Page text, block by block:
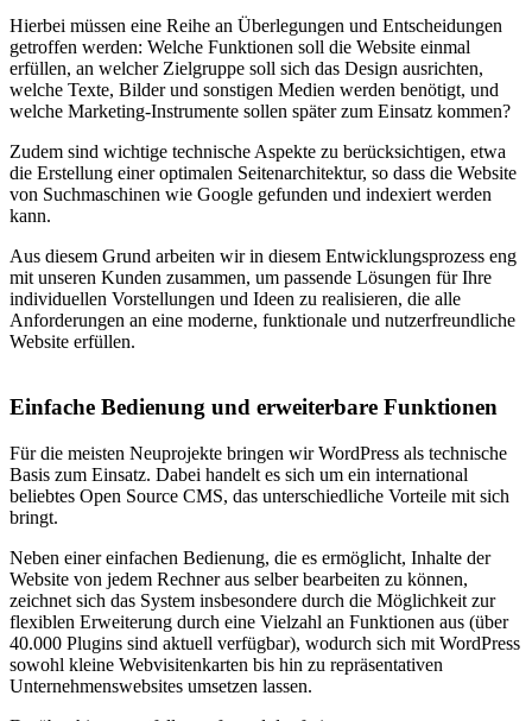
Hierbei müssen eine Reihe an Überlegungen und Entscheidungen
getroffen werden: Welche Funktionen soll die Website einmal
erfüllen, an welcher Zielgruppe soll sich das Design ausrichten,
welche Texte, Bilder und sonstigen Medien werden benötigt, und
welche Marketing-Instrumente sollen später zum Einsatz kommen?
Zudem sind wichtige technische Aspekte zu berücksichtigen, etwa
die Erstellung einer optimalen Seitenarchitektur, so dass die Website
von Suchmaschinen wie Google gefunden und indexiert werden
kann.
Aus diesem Grund arbeiten wir in diesem Entwicklungsprozess eng
mit unseren Kunden zusammen, um passende Lösungen für Ihre
individuellen Vorstellungen und Ideen zu realisieren, die alle
Anforderungen an eine moderne, funktionale und nutzerfreundliche
Website erfüllen.
Einfache Bedienung und erweiterbare Funktionen
Für die meisten Neuprojekte bringen wir WordPress als technische
Basis zum Einsatz. Dabei handelt es sich um ein international
beliebtes Open Source CMS, das unterschiedliche Vorteile mit sich
bringt.
Neben einer einfachen Bedienung, die es ermöglicht, Inhalte der
Website von jedem Rechner aus selber bearbeiten zu können,
zeichnet sich das System insbesondere durch die Möglichkeit zur
flexiblen Erweiterung durch eine Vielzahl an Funktionen aus (über
40.000 Plugins sind aktuell verfügbar), wodurch sich mit WordPress
sowohl kleine Webvisitenkarten bis hin zu repräsentativen
Unternehmenswebsites umsetzen lassen.